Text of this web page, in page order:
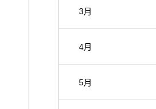
3月
4月
5月